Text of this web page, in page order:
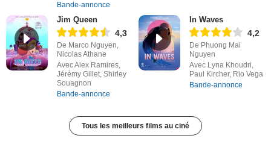
Bande-annonce
Jim Queen
4,3
De Marco Nguyen,
Nicolas Athane
Avec Alex Ramires,
Jérémy Gillet, Shirley
Souagnon
Bande-annonce
In Waves
4,2
De Phuong Mai
Nguyen
Avec Lyna Khoudri,
Paul Kircher, Rio Vega
Bande-annonce
Tous les meilleurs films au ciné